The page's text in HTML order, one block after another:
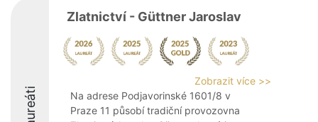
Laureáti
Zlatnictví - Güttner Jaroslav
Zobrazit více >>
Na adrese Podjavorinské 1601/8 v
Praze 11 působí tradiční provozovna